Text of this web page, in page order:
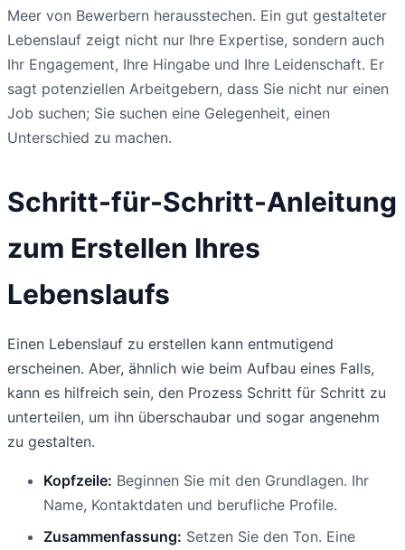
Meer von Bewerbern herausstechen. Ein gut gestalteter
Lebenslauf zeigt nicht nur Ihre Expertise, sondern auch
Ihr Engagement, Ihre Hingabe und Ihre Leidenschaft. Er
sagt potenziellen Arbeitgebern, dass Sie nicht nur einen
Job suchen; Sie suchen eine Gelegenheit, einen
Unterschied zu machen.
Schritt-für-Schritt-Anleitung
zum Erstellen Ihres
Lebenslaufs
Einen Lebenslauf zu erstellen kann entmutigend
erscheinen. Aber, ähnlich wie beim Aufbau eines Falls,
kann es hilfreich sein, den Prozess Schritt für Schritt zu
unterteilen, um ihn überschaubar und sogar angenehm
zu gestalten.
Kopfzeile: Beginnen Sie mit den Grundlagen. Ihr
Name, Kontaktdaten und berufliche Profile.
Zusammenfassung: Setzen Sie den Ton. Eine